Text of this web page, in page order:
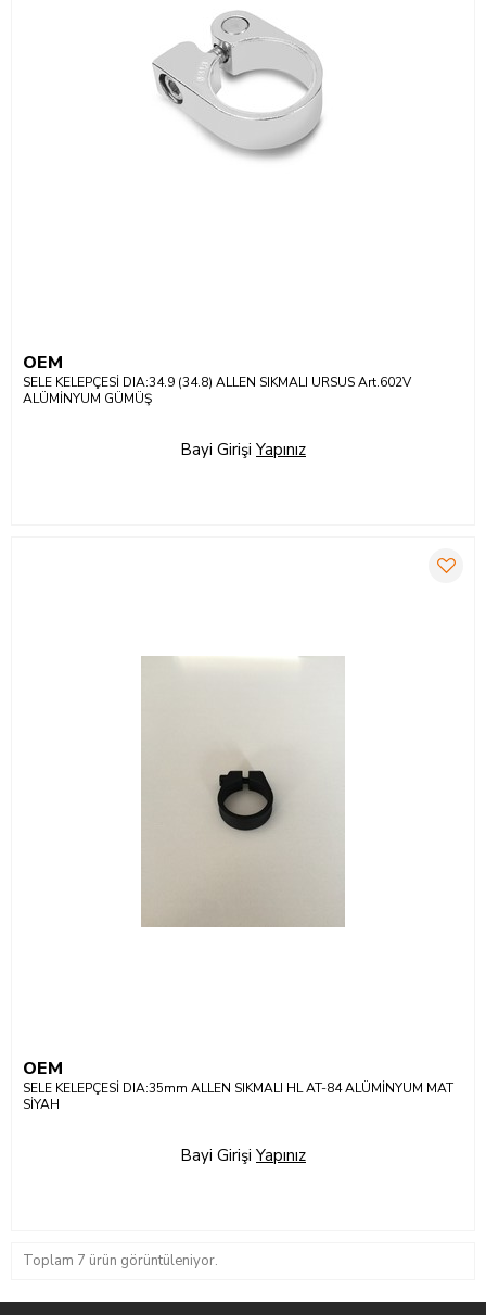
OEM
SELE KELEPÇESİ DIA:34.9 (34.8) ALLEN SIKMALI URSUS Art.602V
ALÜMİNYUM GÜMÜŞ
Bayi Girişi Yapınız
OEM
SELE KELEPÇESİ DIA:35mm ALLEN SIKMALI HL AT-84 ALÜMİNYUM MAT
SİYAH
Bayi Girişi Yapınız
Toplam 7 ürün görüntüleniyor.